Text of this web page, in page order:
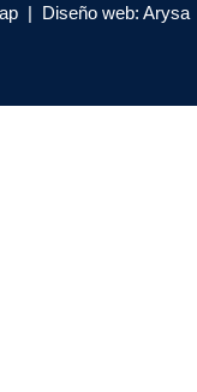
| Diseño web: Arysa